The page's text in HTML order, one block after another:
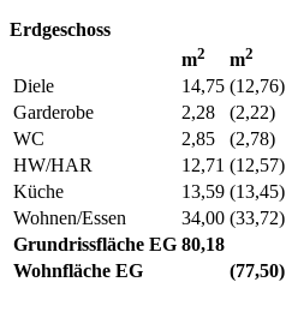
Erdgeschoss
m2 m2
Diele 14,75 (12,76)
Garderobe
2,28
(2,22)
WC
2,85
(2,78)
HW/HAR
12,71 (12,57)
Küche
13,59 (13,45)
Wohnen/Essen
34,00 (33,72)
Grundrissfläche EG 80,18
Wohnfläche EG
(77,50)